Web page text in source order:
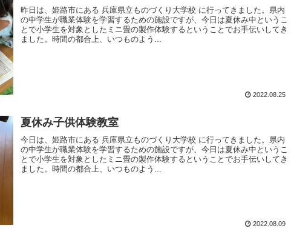
昨日は、姫路市にある 兵庫県立ものづくり大学校 に行ってきました。県内
の中学生が職業体験を学習するための施設ですが、今日は夏休み中というこ
とで小学生を対象としたミニ畳の製作体験するということでお手伝いしてき
ました。時間の都合上、いつものよう...
2022.08.25
夏休み子供体験教室
今日は、姫路市にある 兵庫県立ものづくり大学校 に行ってきました。県内
の中学生が職業体験を学習するための施設ですが、今日は夏休み中というこ
とで小学生を対象としたミニ畳の製作体験するということでお手伝いしてき
ました。時間の都合上、いつものよう...
2022.08.09